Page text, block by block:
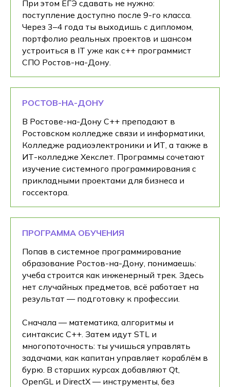
При этом ЕГЭ сдавать не нужно:
поступление доступно после 9-го класса.
Через 3–4 года ты выходишь с дипломом,
портфолио реальных проектов и шансом
устроиться в IT уже как c++ программист
СПО Ростов-на-Дону.
РОСТОВ-НА-ДОНУ
В Ростове-на-Дону C++ преподают в
Ростовском колледже связи и информатики,
Колледже радиоэлектроники и ИТ, а также в
ИТ-колледже Хекслет. Программы сочетают
изучение системного программирования с
прикладными проектами для бизнеса и
госсектора.
ПРОГРАММА ОБУЧЕНИЯ
Попав в системное программирование
образование Ростов-на-Дону, понимаешь:
учеба строится как инженерный трек. Здесь
нет случайных предметов, всё работает на
результат — подготовку к профессии.
Сначала — математика, алгоритмы и
синтаксис C++. Затем идут STL и
многопоточность: ты учишься управлять
задачами, как капитан управляет кораблём в
бурю. В старших курсах добавляют Qt,
OpenGL и DirectX — инструменты, без